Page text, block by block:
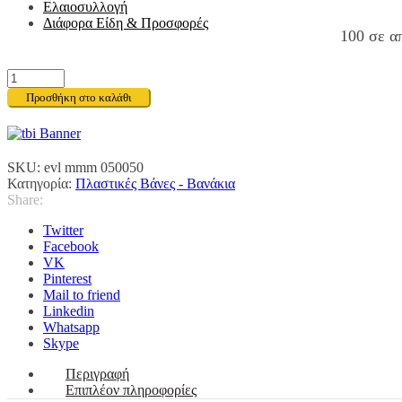
Ελαιοσυλλογή
Διάφορα Είδη & Προσφορές
100 σε
ΒΑΝΑΚΙΑ
4
Atm
ΝΙΠΕΛ
ΑΡΣΕΝΙΚΟ-
½"
x
½"
ποσότητα
Προσθήκη στο καλάθι
SKU: evl mmm 050050
Κατηγορία: Πλαστικές Βάνες - Βανάκια
Share:
Twitter
Facebook
VK
Pinterest
Mail to friend
Linkedin
Whatsapp
Skype
Περιγραφή
Επιπλέον πληροφορίες